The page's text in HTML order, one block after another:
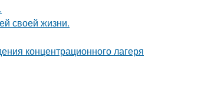
своей жизни.
концентрационного лагеря